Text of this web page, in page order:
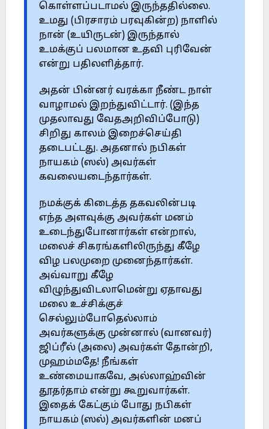
கொள்ளப்படாமல் இருந்ததில்லை.
உமது (பிரசாரம் பரவுகின்ற) நாளில்
நான் (உயிருடன்) இருந்தால்
உமக்குப் பலமான உதவி புரிவேன்
என்று பதிலளித்தார்.
அதன் பின்னர் வரக்கா நீண்ட நாள்
வாழாமல் இறந்துவிட்டார். (இந்த
முதலாவது வேதஅறிவிப்போடு)
சிறிது காலம் இறைச்செய்தி
தடைபட்டது. அதனால் நபிகள்
நாயகம் (ஸல்) அவர்கள்
கவலையடைந்தார்கள்.
நமக்குக் கிடைத்த தகவலின்படி
எந்த அளவுக்கு அவர்கள் மனம்
உடைந்துபோனார்கள் என்றால்,
மலைச் சிகரங்களிலிருந்து கீழே
விழ பலமுறை முனைந்தார்கள்.
அவ்வாறு கீழே
விழுந்துவிடலாமென்று ஏதாவது
மலை உச்சிக்குச்
செல்லும்போதெல்லாம்
அவர்களுக்கு முன்னால் (வானவர்)
ஜிப்ரீல் (அலை) அவர்கள் தோன்றி,
முஹம்மதே! நீங்கள்
உண்மையாகவே, அல்லாஹ்வின்
தூதர்தாம் என்று கூறுவார்கள்.
இதைக் கேட்கும் போது நபிகள்
நாயகம் (ஸல்) அவர்களின் மனப்